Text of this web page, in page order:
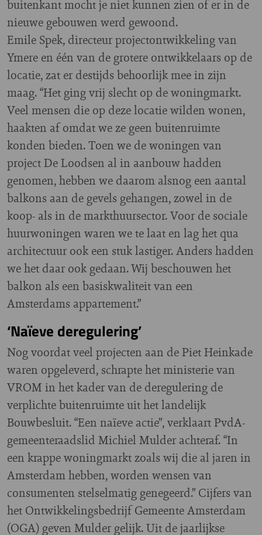
buitenkant mocht je niet kunnen zien of er in de
nieuwe gebouwen werd gewoond.
Emile Spek, directeur projectontwikkeling van
Ymere en één van de grotere ontwikkelaars op de
locatie, zat er destijds behoorlijk mee in zijn
maag. “Het ging vrij slecht op de woningmarkt.
Veel mensen die op deze locatie wilden wonen,
haakten af omdat we ze geen buitenruimte
konden bieden. Toen we de woningen van
project De Loodsen al in aanbouw hadden
genomen, hebben we daarom alsnog een aantal
balkons aan de gevels gehangen, zowel in de
koop- als in de markthuursector. Voor de sociale
huurwoningen waren we te laat en lag het qua
architectuur ook een stuk lastiger. Anders hadden
we het daar ook gedaan. Wij beschouwen het
balkon als een basiskwaliteit van een
Amsterdams appartement.”
‘Naïeve deregulering’
Nog voordat veel projecten aan de Piet Heinkade
waren opgeleverd, schrapte het ministerie van
VROM in het kader van de deregulering de
verplichte buitenruimte uit het landelijk
Bouwbesluit. “Een naïeve actie”, verklaart PvdA-
gemeenteraadslid Michiel Mulder achteraf. “In
een krappe woningmarkt zoals wij die al jaren in
Amsterdam hebben, worden wensen van
consumenten stelselmatig genegeerd.” Cijfers van
het Ontwikkelingsbedrijf Gemeente Amsterdam
(OGA) geven Mulder gelijk. Uit de jaarlijkse